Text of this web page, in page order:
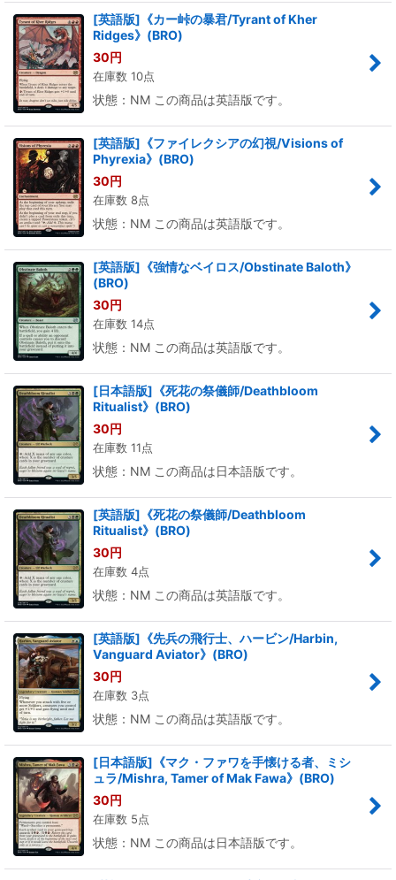
[英語版]《カー峠の暴君/Tyrant of Kher
Ridges》(BRO)
30円
在庫数 10点
状態：NM この商品は英語版です。
[英語版]《ファイレクシアの幻視/Visions of
Phyrexia》(BRO)
30円
在庫数 8点
状態：NM この商品は英語版です。
[英語版]《強情なベイロス/Obstinate Baloth》
(BRO)
30円
在庫数 14点
状態：NM この商品は英語版です。
[日本語版]《死花の祭儀師/Deathbloom
Ritualist》(BRO)
30円
在庫数 11点
状態：NM この商品は日本語版です。
[英語版]《死花の祭儀師/Deathbloom
Ritualist》(BRO)
30円
在庫数 4点
状態：NM この商品は英語版です。
[英語版]《先兵の飛行士、ハービン/Harbin,
Vanguard Aviator》(BRO)
30円
在庫数 3点
状態：NM この商品は英語版です。
[日本語版]《マク・ファワを手懐ける者、ミシ
ュラ/Mishra, Tamer of Mak Fawa》(BRO)
30円
在庫数 5点
状態：NM この商品は日本語版です。